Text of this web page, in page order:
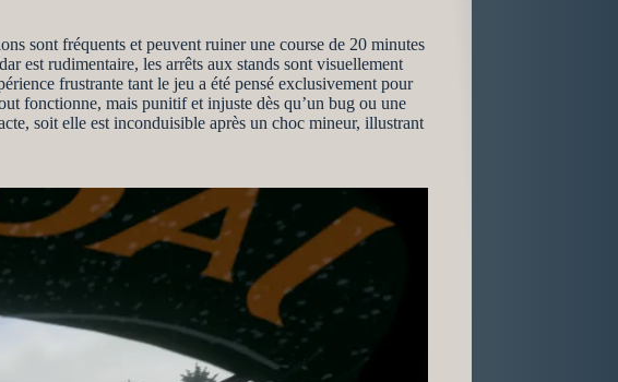
sont fréquents et peuvent ruiner une course de 20 minutes
est rudimentaire, les arrêts aux stands sont visuellement
frustrante tant le jeu a été pensé exclusivement pour
fonctionne, mais punitif et injuste dès qu’un bug ou une
soit elle est inconduisible après un choc mineur, illustrant